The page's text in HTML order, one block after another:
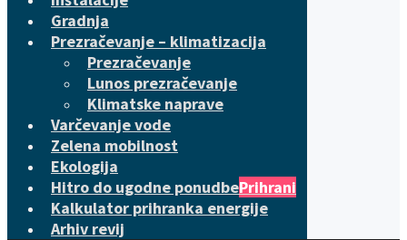
Gradnja
Prezračevanje – klimatizacija
Prezračevanje
Lunos prezračevanje
Klimatske naprave
Varčevanje vode
Zelena mobilnost
Ekologija
Hitro do ugodne ponudbePrihrani
Kalkulator prihranka energije
Arhiv revij